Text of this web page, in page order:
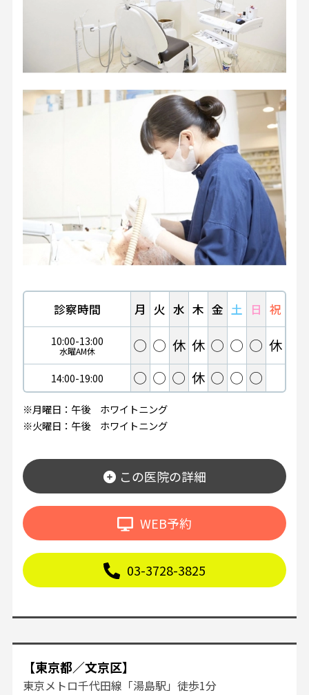
診察時間 月 火 水 木 金 土 日 祝
10:00-13:00
水曜AM休 ◯ ◯ 休 休 ◯ ◯ ◯ 休
14:00-19:00 ◯ ◯ ◯ 休 ◯ ◯ ◯
※月曜日：午後 ホワイトニング
※火曜日：午後 ホワイトニング
この医院の詳細
WEB予約
03-3728-3825
【東京都／文京区】
東京メトロ千代田線「湯島駅」徒歩1分